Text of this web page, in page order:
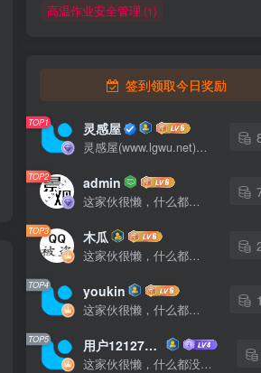
高温作业安全管理 (1)
签到领取今日奖励
TOP1 灵感屋
灵感屋(www.lgwu.net)尽可能为每一位设计师提供更全面、更精致、更具有创意感的设计素材。努力成为景观设计师展示实力和互相学习的优质网络资源发布平台。
TOP2 admin
这家伙很懒，什么都没有写...
TOP3 木瓜
这家伙很懒，什么都没有写...
TOP4 youkin
这家伙很懒，什么都没有写...
TOP5 用户12127023
这家伙很懒，什么都没有写...